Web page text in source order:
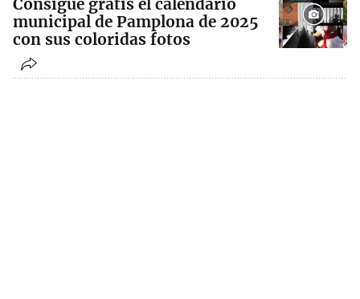
Consigue gratis el calendario
municipal de Pamplona de 2025
con sus coloridas fotos